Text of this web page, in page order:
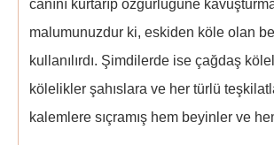
canını kurtarıp özgürlüğüne
malumunuzdur ki, eskiden köle olan
kullanılırdı. Şimdilerde ise çağdaş
kölelikler şahıslara ve her türlü
kalemlere sıçramış hem beyinler ve